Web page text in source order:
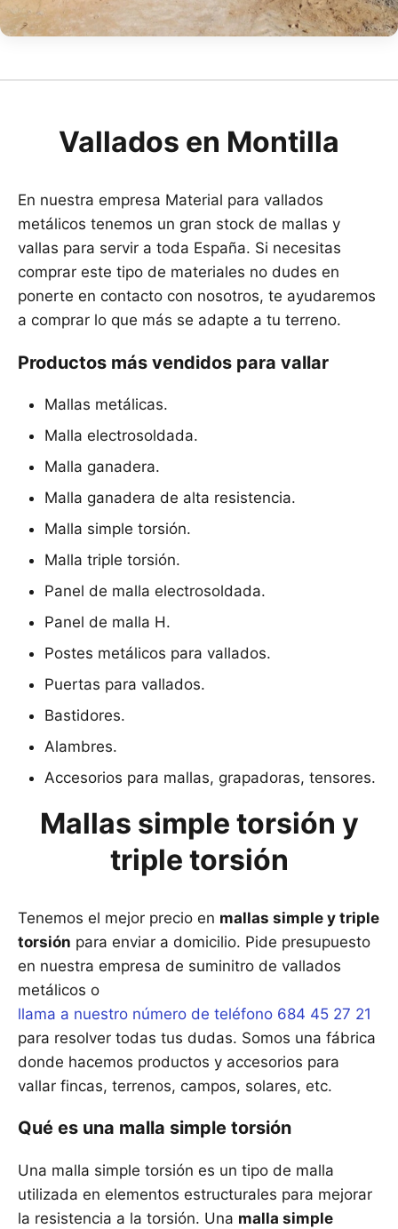
Vallados en Montilla
En nuestra empresa Material para vallados
metálicos tenemos un gran stock de mallas y
vallas para servir a toda España. Si necesitas
comprar este tipo de materiales no dudes en
ponerte en contacto con nosotros, te ayudaremos
a comprar lo que más se adapte a tu terreno.
Productos más vendidos para vallar
Mallas metálicas.
Malla electrosoldada.
Malla ganadera.
Malla ganadera de alta resistencia.
Malla simple torsión.
Malla triple torsión.
Panel de malla electrosoldada.
Panel de malla H.
Postes metálicos para vallados.
Puertas para vallados.
Bastidores.
Alambres.
Accesorios para mallas, grapadoras, tensores.
Mallas simple torsión y
triple torsión
Tenemos el mejor precio en mallas simple y triple
torsión para enviar a domicilio. Pide presupuesto
en nuestra empresa de suminitro de vallados
metálicos o
llama a nuestro número de teléfono 684 45 27 21
para resolver todas tus dudas. Somos una fábrica
donde hacemos productos y accesorios para
vallar fincas, terrenos, campos, solares, etc.
Qué es una malla simple torsión
Una malla simple torsión es un tipo de malla
utilizada en elementos estructurales para mejorar
la resistencia a la torsión. Una malla simple